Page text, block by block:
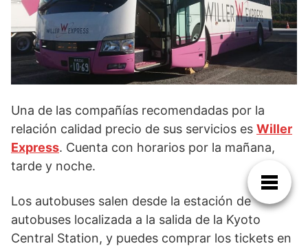
Una de las compañías recomendadas por la
relación calidad precio de sus servicios es Willer
Express. Cuenta con horarios por la mañana,
tarde y noche.
Los autobuses salen desde la estación de
autobuses localizada a la salida de la Kyoto
Central Station, y puedes comprar los tickets en